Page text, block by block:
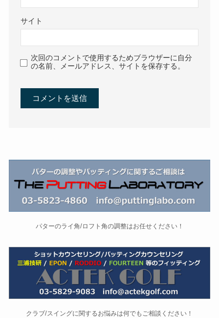
サイト
次回のコメントで使用するためブラウザーに自分
の名前、メールアドレス、サイトを保存する。
パターのライ角/ロフト角の調整はお任せください！
クラブ/スイングに関するお悩みは何でもご相談ください！